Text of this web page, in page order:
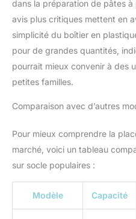
dans la préparation de pâtes
avis plus critiques mettent en
simplicité du boîtier en
pour de grandes quantités,
pourrait mieux convenir à des
petites familles.
Comparaison avec d’autres
Pour mieux comprendre la
marché, voici un tableau
sur socle populaires :
Modèle Capacité